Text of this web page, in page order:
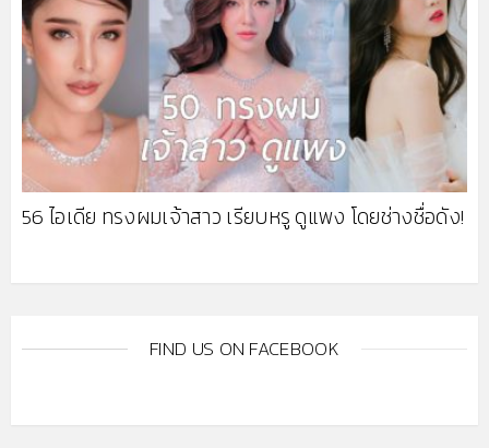
56 ไอเดีย ทรงผมเจ้าสาว เรียบหรู ดูแพง โดยช่างชื่อดัง!
FIND US ON FACEBOOK